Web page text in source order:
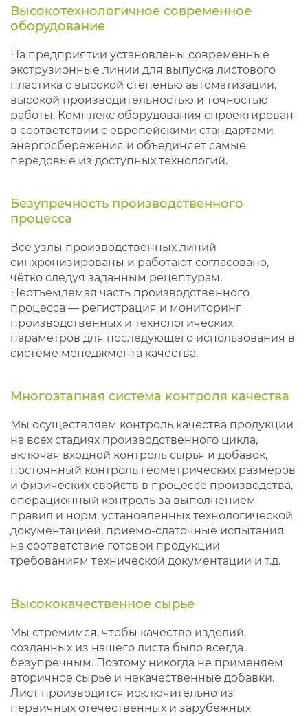
Высокотехнологичное современное
оборудование
На предприятии установлены современные
экструзионные линии для выпуска листового
пластика с высокой степенью автоматизации,
высокой производительностью и точностью
работы. Комплекс оборудования спроектирован
в соответствии с европейскими стандартами
энергосбережения и объединяет самые
передовые из доступных технологий.
Безупречность производственного
процесса
Все узлы производственных линий
синхронизированы и работают согласовано,
чётко следуя заданным рецептурам.
Неотъемлемая часть производственного
процесса — регистрация и мониторинг
производственных и технологических
параметров для последующего использования в
системе менеджмента качества.
Многоэтапная система контроля качества
Мы осуществляем контроль качества продукции
на всех стадиях производственного цикла,
включая входной контроль сырья и добавок,
постоянный контроль геометрических размеров
и физических свойств в процессе производства,
операционный контроль за выполнением
правил и норм, установленных технологической
документацией, приемо-сдаточные испытания
на соответствие готовой продукции
требованиям технической документации и т.д.
Высококачественное сырье
Мы стремимся, чтобы качество изделий,
созданных из нашего листа было всегда
безупречным. Поэтому никогда не применяем
вторичное сырьё и некачественные добавки.
Лист производится исключительно из
первичных отечественных и зарубежных